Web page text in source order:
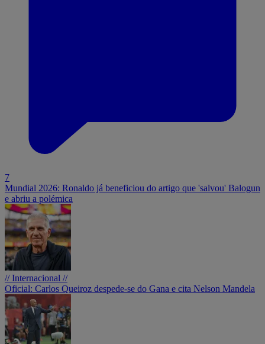
7
Mundial 2026: Ronaldo já beneficiou do artigo que 'salvou' Balogun
e abriu a polémica
// Internacional //
Oficial: Carlos Queiroz despede-se do Gana e cita Nelson Mandela